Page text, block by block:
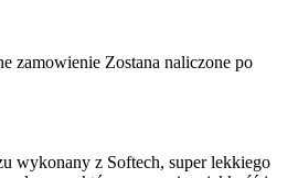
zamowienie Zostana naliczone po
wykonany z Softech, super lekkiego